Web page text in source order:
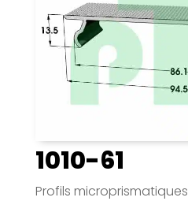
1010-61
Profils microprismatiques